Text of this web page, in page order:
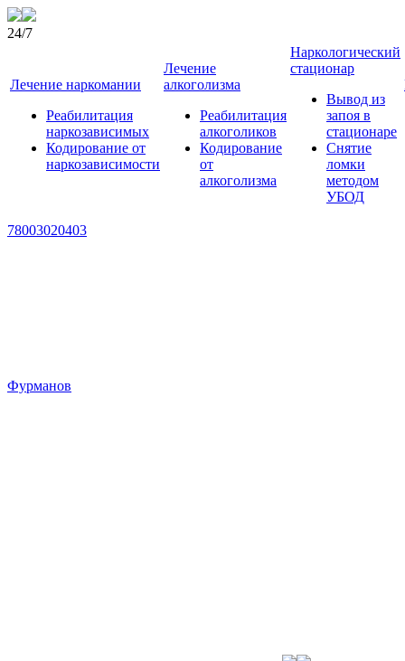
24/7
Лечение наркомании
Реабилитация
наркозависимых
Кодирование от
наркозависимости
Лечение
алкоголизма
Реабилитация
алкоголиков
Кодирование
от
алкоголизма
Наркологический
стационар
Вывод из
запоя в
стационаре
Снятие
ломки
методом
УБОД
78003020403
Фурманов